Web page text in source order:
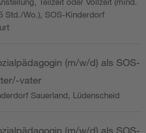
Std./Wo.), SOS-Kinderdorf
(m/w/d) als SOS-
vater
Sauerland, Lüdenscheid
(m/w/d) als SOS-